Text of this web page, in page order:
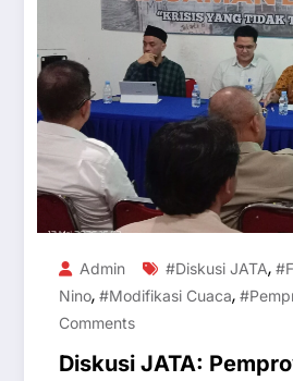
Admin #Diskusi JATA,
Nino, #Modifikasi Cuaca,
Comments
Diskusi JATA: